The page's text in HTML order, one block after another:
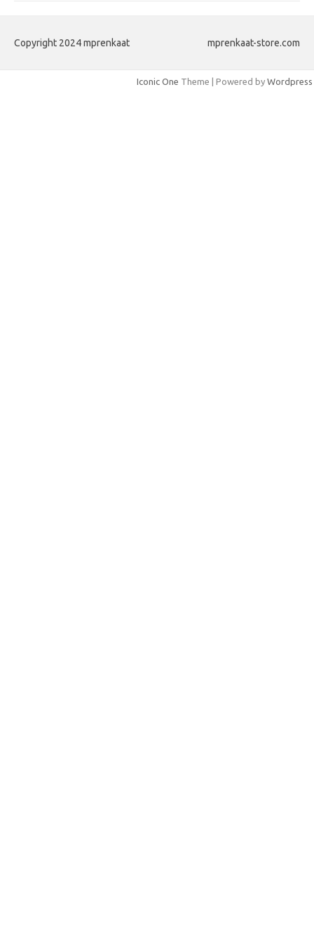
Copyright 2024 mprenkaat mprenkaat-store.com
Iconic One Theme | Powered by Wordpress